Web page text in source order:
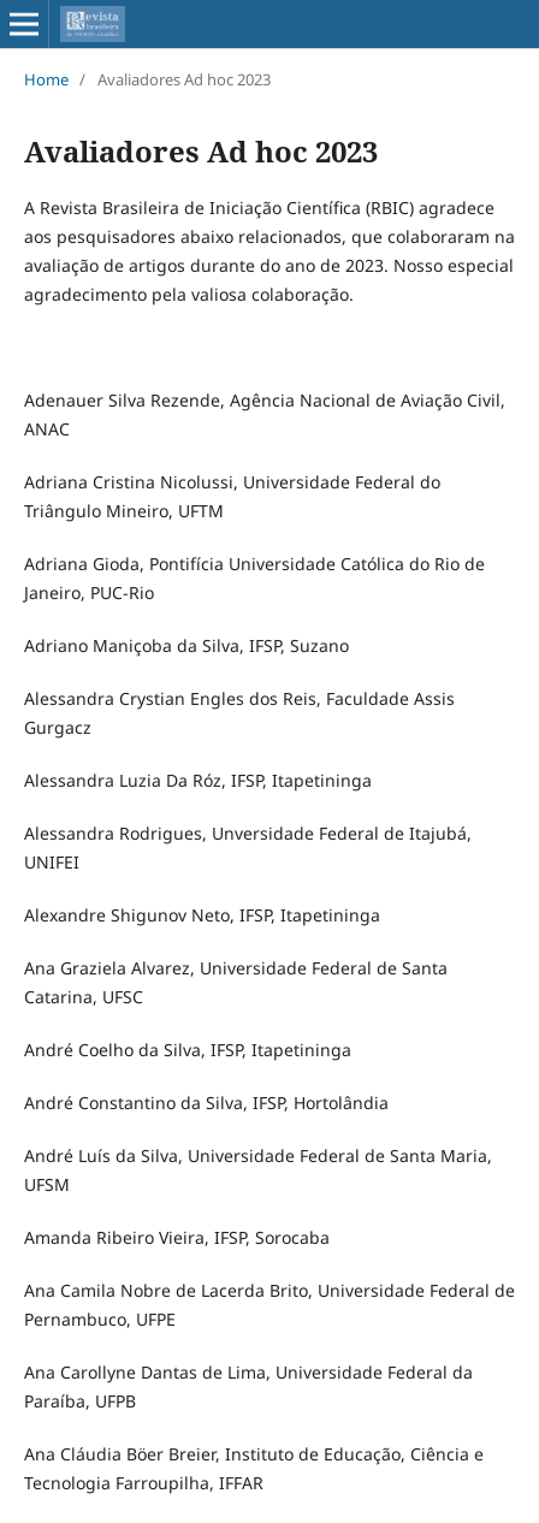
Home / Avaliadores Ad hoc 2023
Avaliadores Ad hoc 2023
A Revista Brasileira de Iniciação Científica (RBIC) agradece
aos pesquisadores abaixo relacionados, que colaboraram na
avaliação de artigos durante do ano de 2023. Nosso especial
agradecimento pela valiosa colaboração.
Adenauer Silva Rezende, Agência Nacional de Aviação Civil,
ANAC
Adriana Cristina Nicolussi, Universidade Federal do
Triângulo Mineiro, UFTM
Adriana Gioda, Pontifícia Universidade Católica do Rio de
Janeiro, PUC-Rio
Adriano Maniçoba da Silva, IFSP, Suzano
Alessandra Crystian Engles dos Reis, Faculdade Assis
Gurgacz
Alessandra Luzia Da Róz, IFSP, Itapetininga
Alessandra Rodrigues, Unversidade Federal de Itajubá,
UNIFEI
Alexandre Shigunov Neto, IFSP, Itapetininga
Ana Graziela Alvarez, Universidade Federal de Santa
Catarina, UFSC
André Coelho da Silva, IFSP, Itapetininga
André Constantino da Silva, IFSP, Hortolândia
André Luís da Silva, Universidade Federal de Santa Maria,
UFSM
Amanda Ribeiro Vieira, IFSP, Sorocaba
Ana Camila Nobre de Lacerda Brito, Universidade Federal de
Pernambuco, UFPE
Ana Carollyne Dantas de Lima, Universidade Federal da
Paraíba, UFPB
Ana Cláudia Böer Breier, Instituto de Educação, Ciência e
Tecnologia Farroupilha, IFFAR